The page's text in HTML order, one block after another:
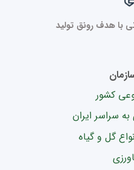
با هدف رونق تولید
کشور
سراسر ایران
گل و گیاه